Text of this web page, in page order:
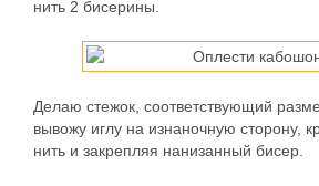
нить 2 бисерины.
Делаю стежок, соответствующий
вывожу иглу на изнаночную сторону,
нить и закрепляя нанизанный бисер.